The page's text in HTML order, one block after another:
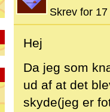
Skrev for
Hej
Da jeg som
ud af at det
skyde(jeg er